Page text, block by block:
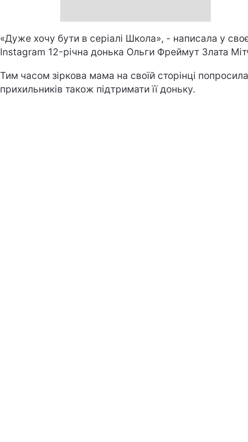
«Дуже хочу бути в серіалі Школа», - написала у
Instagram 12-річна донька Ольги Фреймут Злата
Тим часом зіркова мама на своїй сторінці попросила
прихильників також підтримати її доньку.